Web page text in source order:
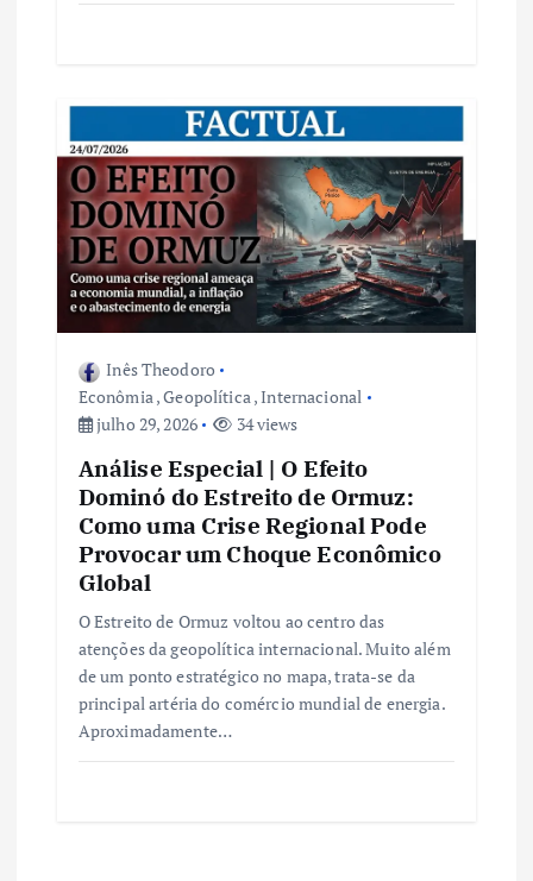
Inês Theodoro
Econômia,Geopolítica,Internacional
julho 29, 2026
34 views
Análise Especial | O Efeito
Dominó do Estreito de Ormuz:
Como uma Crise Regional Pode
Provocar um Choque Econômico
Global
O Estreito de Ormuz voltou ao centro das
atenções da geopolítica internacional. Muito além
de um ponto estratégico no mapa, trata-se da
principal artéria do comércio mundial de energia.
Aproximadamente…